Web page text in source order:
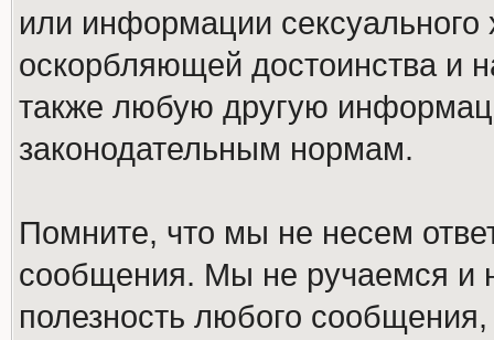
или информации
оскорбляющей достоинства и
также любую другую
законодательным нормам.
Помните, что мы не несем
сообщения. Мы не ручаемся и
полезность любого